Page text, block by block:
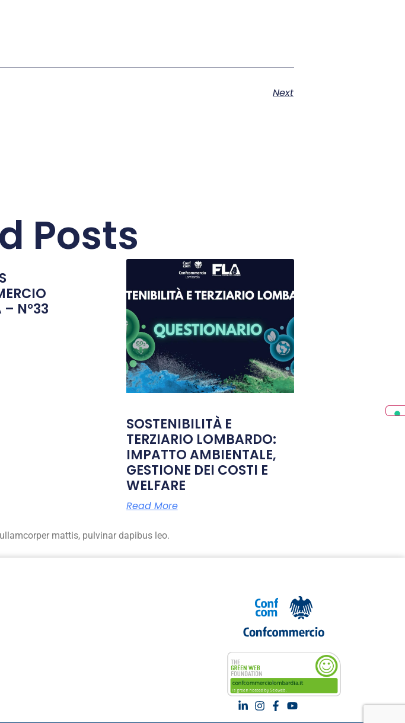
Next
Posts
– N°33
SOSTENIBILITÀ E
TERZIARIO LOMBARDO:
IMPATTO AMBIENTALE,
GESTIONE DEI COSTI E
WELFARE
Read More
mattis, pulvinar dapibus leo.